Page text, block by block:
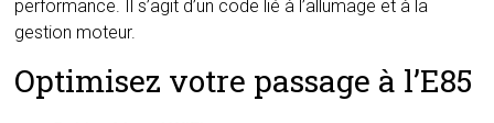
performance. Il s’agit d’un code lié à l’allumage et à la
gestion moteur.
Optimisez votre passage à l’E85